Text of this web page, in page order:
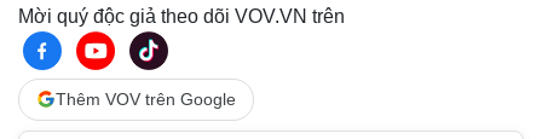
Mời quý độc giả theo dõi VOV.VN trên
Thêm VOV trên Google